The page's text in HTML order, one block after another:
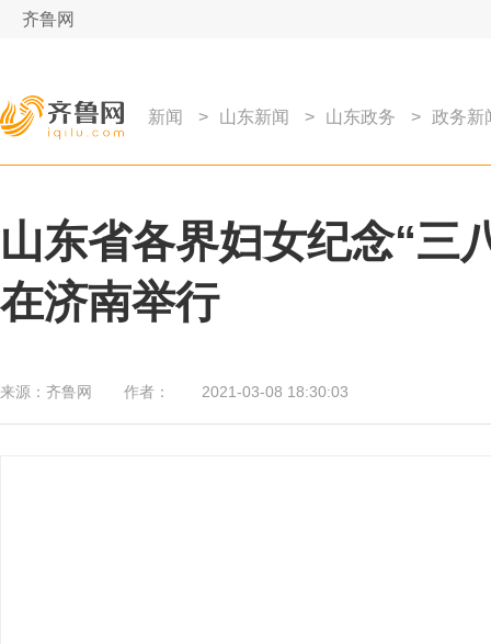
齐鲁网
新闻 > 山东新闻 > 山东政务 > 政务新
山东省各界妇女纪念“三
在济南举行
来源： 齐鲁网 作者： 2021-03-08 18:30:03